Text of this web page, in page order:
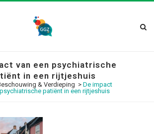
van een psychiatrische
in een rijtjeshuis
& Verdieping > De impact
patiënt in een rijtjeshuis